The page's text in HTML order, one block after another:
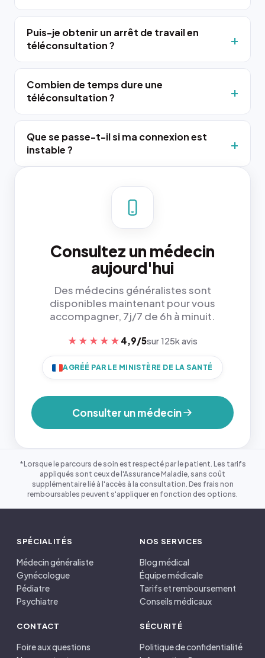
Puis-je obtenir un arrêt de travail en
téléconsultation ?
Combien de temps dure une
téléconsultation ?
Que se passe-t-il si ma connexion est
instable ?
Consultez un médecin
aujourd'hui
Des médecins généralistes sont
disponibles maintenant pour vous
accompagner, 7j/7 de 6h à minuit.
★★★★★ 4,9/5sur 125k avis
AGRÉÉ PAR LE MINISTÈRE DE LA SANTÉ
Consulter un médecin
*Lorsque le parcours de soin est respecté par le patient. Les tarifs
appliqués sont ceux de l'Assurance Maladie, sans coût
supplémentaire lié à l'accès à la consultation. Des frais non
remboursables peuvent s'appliquer en fonction des options.
SPÉCIALITÉS
Médecin généraliste
Gynécologue
Pédiatre
Psychiatre
NOS SERVICES
Blog médical
Équipe médicale
Tarifs et remboursement
Conseils médicaux
CONTACT
Foire aux questions
SÉCURITÉ
Politique de confidentialité